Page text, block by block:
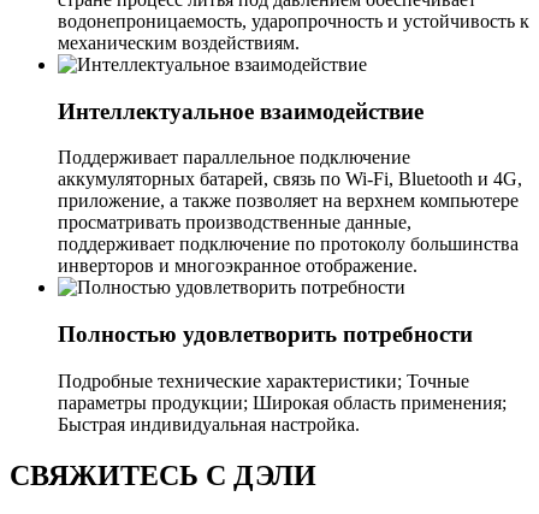
водонепроницаемость, ударопрочность и устойчивость к
механическим воздействиям.
Интеллектуальное взаимодействие
Поддерживает параллельное подключение
аккумуляторных батарей, связь по Wi-Fi, Bluetooth и 4G,
приложение, а также позволяет на верхнем компьютере
просматривать производственные данные,
поддерживает подключение по протоколу большинства
инверторов и многоэкранное отображение.
Полностью удовлетворить потребности
Подробные технические характеристики; Точные
параметры продукции; Широкая область применения;
Быстрая индивидуальная настройка.
СВЯЖИТЕСЬ С ДЭЛИ